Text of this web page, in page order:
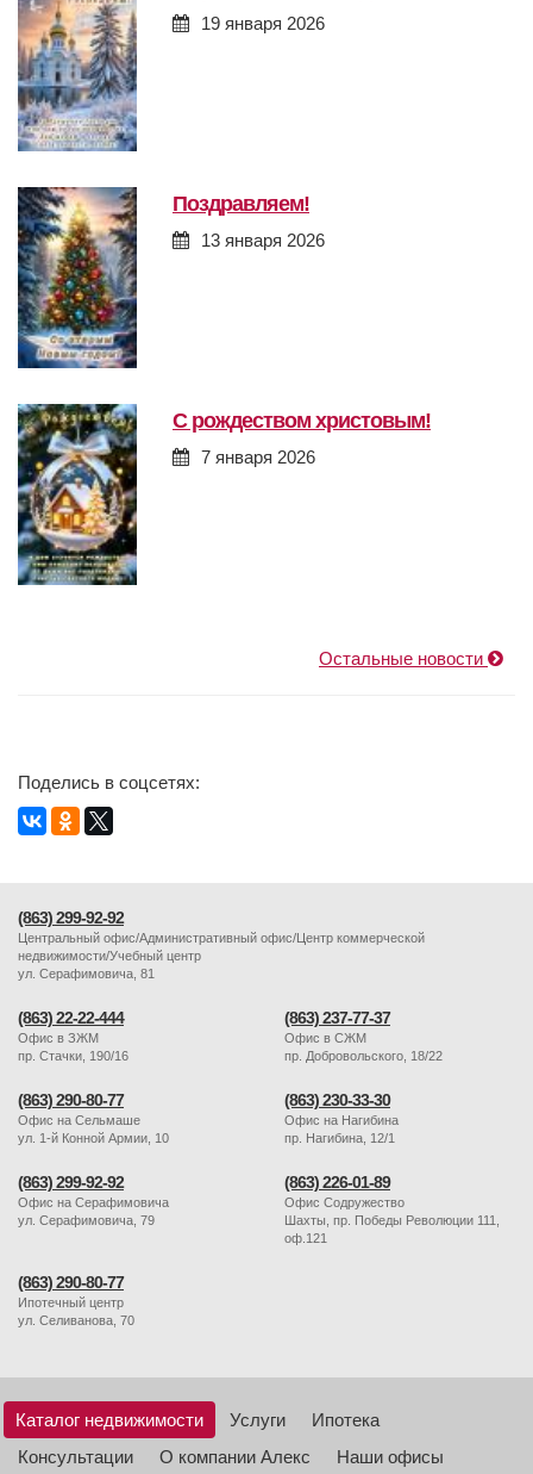
19 января 2026
поздравляем!
13 января 2026
с рождеством христовым!
7 января 2026
Остальные новости
Поделись в соцсетях:
(863) 299-92-92
Центральный офис/Административный офис/Центр коммерческой
недвижимости/Учебный центр
ул. Серафимовича, 81
(863) 22-22-444
Офис в ЗЖМ
пр. Стачки, 190/16
(863) 237-77-37
Офис в СЖМ
пр. Добровольского, 18/22
(863) 290-80-77
Офис на Сельмаше
ул. 1-й Конной Армии, 10
(863) 230-33-30
Офис на Нагибина
пр. Нагибина, 12/1
(863) 299-92-92
Офис на Серафимовича
ул. Серафимовича, 79
(863) 226-01-89
Офис Содружество
Шахты, пр. Победы Революции 111,
оф.121
(863) 290-80-77
Ипотечный центр
ул. Селиванова, 70
Каталог недвижимости Услуги
Ипотека
Консультации
О компании Алекс Наши офисы